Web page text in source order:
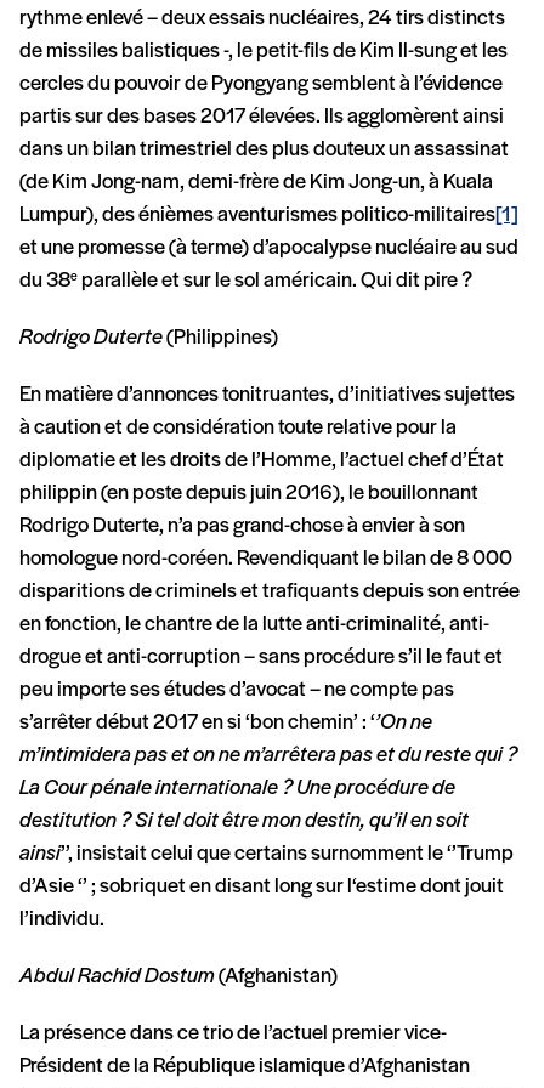
rythme enlevé – deux essais nucléaires, 24 tirs distincts
de missiles balistiques -, le petit-fils de Kim Il-sung et les
cercles du pouvoir de Pyongyang semblent à l’évidence
partis sur des bases 2017 élevées. Ils agglomèrent ainsi
dans un bilan trimestriel des plus douteux un assassinat
(de Kim Jong-nam, demi-frère de Kim Jong-un, à Kuala
Lumpur), des énièmes aventurismes politico-militaires[1]
et une promesse (à terme) d’apocalypse nucléaire au sud
du 38e parallèle et sur le sol américain. Qui dit pire ?
Rodrigo Duterte(Philippines)
En matière d’annonces tonitruantes, d’initiatives sujettes
à caution et de considération toute relative pour la
diplomatie et les droits de l’Homme, l’actuel chef d’État
philippin (en poste depuis juin 2016), le bouillonnant
Rodrigo Duterte, n’a pas grand-chose à envier à son
homologue nord-coréen. Revendiquant le bilan de 8 000
disparitions de criminels et trafiquants depuis son entrée
en fonction, le chantre de la lutte anti-criminalité, anti-
drogue et anti-corruption – sans procédure s’il le faut et
peu importe ses études d’avocat – ne compte pas
s’arrêter début 2017 en si ‘bon chemin’ : ‘’On ne
m’intimidera pas et on ne m’arrêtera pas et du reste qui ?
La Cour pénale internationale ? Une procédure de
destitution ? Si tel doit être mon destin, qu’il en soit
ainsi’’, insistait celui que certains surnomment le ‘’Trump
d’Asie ‘’ ; sobriquet en disant long sur l‘estime dont jouit
l’individu.
Abdul Rachid Dostum(Afghanistan)
La présence dans ce trio de l’actuel premier vice-
Président de la République islamique d’Afghanistan